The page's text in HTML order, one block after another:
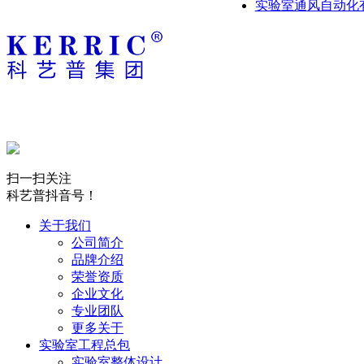
实验室通风自动化
扫一扫关注
科艺普抖音号！
关于我们
公司简介
品牌介绍
荣誉资质
企业文化
专业团队
更多关于
实验室工程总包